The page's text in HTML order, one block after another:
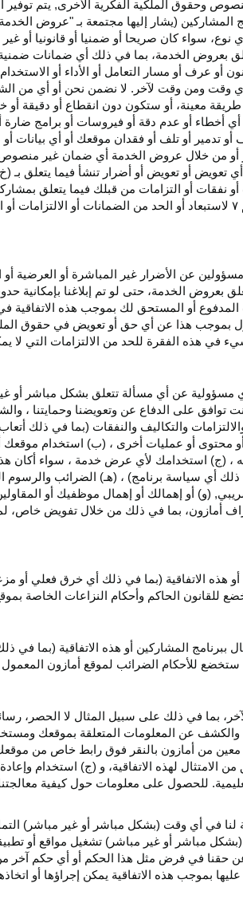
وحقوق الملكية الفكرية الأخرى, يتم
المشاركين (يشار إليها مجتمعة بـ "عروض
نوع، سواء كان صريحا أو ضمنيا أو قانونيا أو
الخدمة، بما في ذلك أي ضمانات ضمنية
عرف أو مسار التعامل أو الأداء أو
ومن وقت لآخر. لا نضمن نحن أو أي من
معينة، أو ستكون دون انقطاع أو دقيقة أو
أي أخطاء أو عدم دقة أو فيروسات أو برامج ضارة
أو تدمير أو تلف أو فقدان موقعك أو أي
من خلال عروض الخدمة أي ضمان غير منصوص
تعويض أو تعويض أو أضرار تنشأ فيما يتعلق
نفقات أو التزامات من قبلك فيما يتعلق
۷ لاستبعاد أو الحد من الضمانات أو الالتزامات
عن الأضرار غير المباشرة أو العرضية
بعروض الخدمة، حتى لو تم إبلاغنا
المدفوع أو المستحق لك بموجب هذه
بموجب هذا عن أي حق أو تعويض في حقوق
في هذه الفقرة للحد من الالتزامات التي لا
مسؤولية عن أي مسألة تتعلق بشكل مباشر أو
توافق على الدفاع عن وتعويضنا وحمايتنا ،
والتكاليف والنفقات (بما في ذلك
أو عمليات أخرى ، (ب) استخدام موقعك أو
، (ج) استخدامك لأي عرض خدمة ، سواء أكان هذا
ذلك أي سياسة برنامج) ، (هـ) الضرائب
(و) أو إهمالك أو إهمال موظفيك أو
أمازون، بما في ذلك من خلال تفويض خاص،
هذه الاتفاقية (بما في ذلك أي خرق فعلي أو
سيخضع للقانون الحاكم وأحكام النزاعات
المشاركين أو هذه الاتفاقية (بما
ستخضع للأحكام الضرائب لموقع أمازون
بما في ذلك على سبيل المثال لا الحصر،
والكشف عن المعلومات المتعلقة بموقعك
معين من أمازون بالنقر فوق رابط خاص من
الامتثال لهذه الاتفاقية، و (ج) استخدام
للحصول على معلومات حول كيفية
لنا في أي وقت (بشكل مباشر أو غير مباشر)
(بشكل مباشر أو غير مباشر) تشغيل مواقع أو
حقنا في فرض مثل هذا الحكم أو أي حكم آخر من
بموجب هذه الاتفاقية يمكن إجراؤها أو